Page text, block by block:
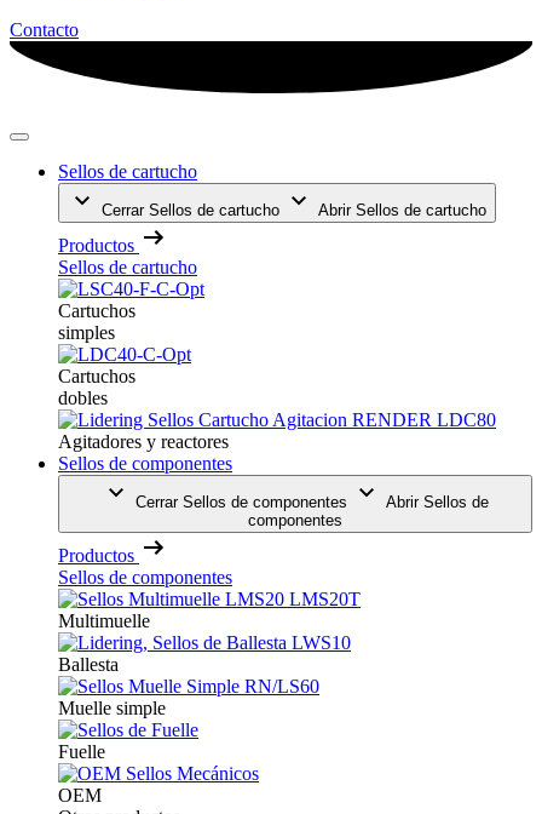
Contacto
Sellos de cartucho
Cerrar Sellos de cartucho Abrir Sellos de cartucho
Productos
Sellos de cartucho
Cartuchos
simples
Cartuchos
dobles
Agitadores y reactores
Sellos de componentes
Cerrar Sellos de componentes
Abrir Sellos de
componentes
Productos
Sellos de componentes
Multimuelle
Ballesta
Muelle simple
Fuelle
OEM